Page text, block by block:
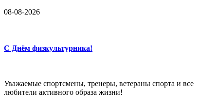
08-08-2026
С Днём физкультурника!
Уважаемые спортсмены, тренеры, ветераны спорта и все
любители активного образа жизни!